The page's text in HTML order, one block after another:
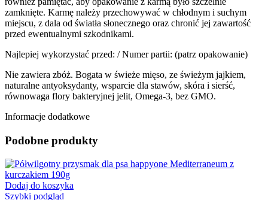
zamknięte. Karmę należy przechowywać w chłodnym i suchym
miejscu, z dala od światła słonecznego oraz chronić jej zawartość
przed ewentualnymi szkodnikami.
Najlepiej wykorzystać przed: / Numer partii: (patrz opakowanie)
Nie zawiera zbóż. Bogata w świeże mięso, ze świeżym jajkiem,
naturalne antyoksydanty, wsparcie dla stawów, skóra i sierść,
równowaga flory bakteryjnej jelit, Omega-3, bez GMO.
Informacje dodatkowe
Podobne produkty
Dodaj do koszyka
Szybki podgląd